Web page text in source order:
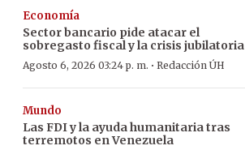
Economía
Sector bancario pide atacar el
sobregasto fiscal y la crisis jubilatoria
Agosto 6, 2026 03:24 p. m. · Redacción ÚH
Mundo
Las FDI y la ayuda humanitaria tras
terremotos en Venezuela